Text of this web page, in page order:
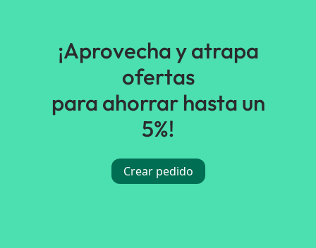
¡Aprovecha y atrapa
ofertas
para ahorrar hasta un
5%!
Crear pedido